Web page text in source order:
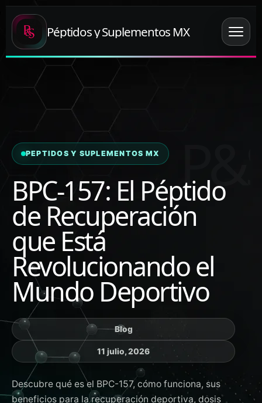
Péptidos y Suplementos MX
PEPTIDOS Y SUPLEMENTOS MX
BPC-157: El Péptido
de Recuperación
que Está
Revolucionando el
Mundo Deportivo
Blog
11 julio, 2026
Descubre qué es el BPC-157, cómo funciona, sus
beneficios para la recuperación deportiva, dosis